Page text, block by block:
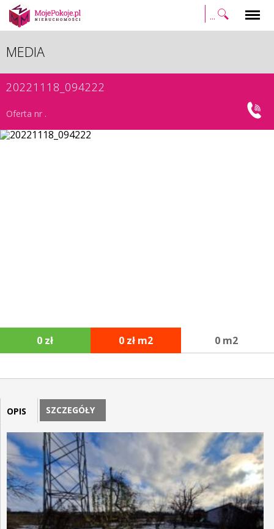
Szukaj
MEDIA
20221118_094222
Oferta nr .
0 zł 0 zł m2 0 m2
OPIS SZCZEGÓŁY